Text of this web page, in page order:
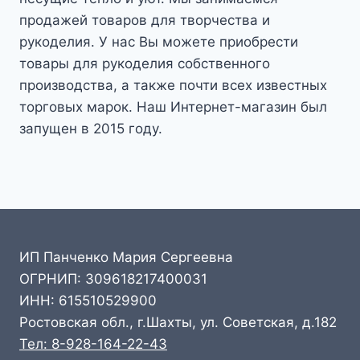
продажей товаров для творчества и
рукоделия. У нас Вы можете приобрести
товары для рукоделия собственного
производства, а также почти всех известных
торговых марок. Наш Интернет-магазин был
запущен в 2015 году.
ИП Панченко Мария Сергеевна
ОГРНИП: 309618217400031
ИНН: 615510529900
Ростовская обл., г.Шахты, ул. Советская, д.182
Тел: 8-928-164-22-43